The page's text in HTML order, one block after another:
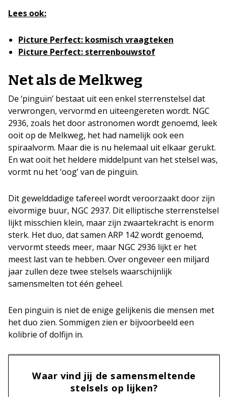
Lees ook:
Picture Perfect: kosmisch vraagteken
Picture Perfect: sterrenbouwstof
Net als de Melkweg
De ‘pinguïn’ bestaat uit een enkel sterrenstelsel dat
verwrongen, vervormd en uiteengereten wordt. NGC
2936, zoals het door astronomen wordt genoemd, leek
ooit op de Melkweg, het had namelijk ook een
spiraalvorm. Maar die is nu helemaal uit elkaar gerukt.
En wat ooit het heldere middelpunt van het stelsel was,
vormt nu het ‘oog’ van de pinguïn.
Dit gewelddadige tafereel wordt veroorzaakt door zijn
eivormige buur, NGC 2937. Dit elliptische sterrenstelsel
lijkt misschien klein, maar zijn zwaartekracht is enorm
sterk. Het duo, dat samen ARP 142 wordt genoemd,
vervormt steeds meer, maar NGC 2936 lijkt er het
meest last van te hebben. Over ongeveer een miljard
jaar zullen deze twee stelsels waarschijnlijk
samensmelten tot één geheel.
Een pinguïn is niet de enige gelijkenis die mensen met
het duo zien. Sommigen zien er bijvoorbeeld een
kolibrie of dolfijn in.
Waar vind jij de samensmeltende
stelsels op lijken?